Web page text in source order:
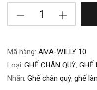
Mã hàng: AMA-WILLY 10
Loại: GHẾ CHÂN QUỲ, GHẾ
Nhãn: Ghế chân quỳ, ghế